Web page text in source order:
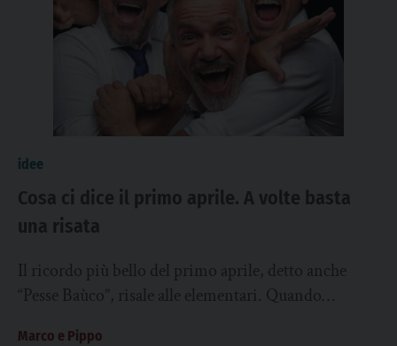
idee
Cosa ci dice il primo aprile. A volte basta
una risata
Il ricordo più bello del primo aprile, detto anche
“Pesse Baùco”, risale alle elementari. Quando
Marco e Pippo